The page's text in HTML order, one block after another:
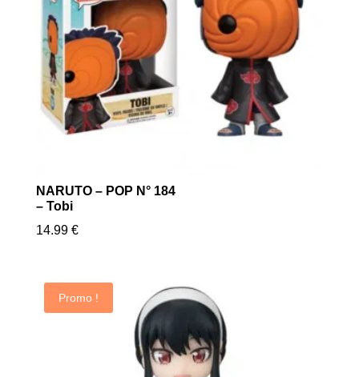
NARUTO – POP N° 184
– Tobi
14.99 €
Promo !